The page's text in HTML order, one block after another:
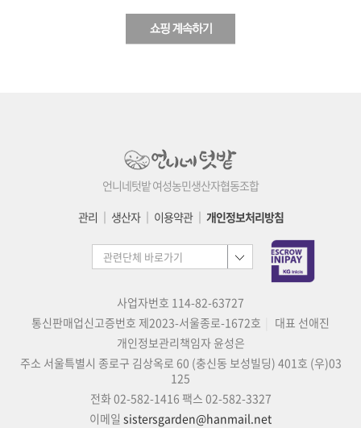
언니네텃밭 여성농민생산자협동조합
관리 │ 생산자│ 이용약관│ 개인정보처리방침
사업자번호 114-82-63727
통신판매업신고증번호 제2023-서울종로-1672호
대표 선애진
개인정보관리책임자 윤성은
주소 서울특별시 종로구 김상옥로 60 (충신동 보성빌딩) 401호 (우)03
125
전화 02-582-1416 팩스 02-582-3327
이메일 sistersgarden@hanmail.net